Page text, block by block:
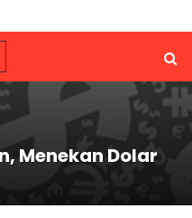
Menekan Dolar